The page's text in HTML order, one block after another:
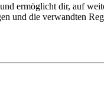
ermöglicht dir, auf
und die verwandten